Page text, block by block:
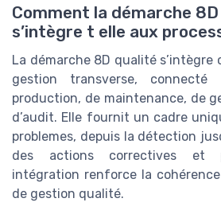
Comment la démarche
s’intègre t elle aux
La démarche 8D qualité s’intègre
gestion transverse, connecté
production, de maintenance, de
d’audit. Elle fournit un cadre
problemes, depuis la détection
des actions correctives et
intégration renforce la
de gestion qualité.